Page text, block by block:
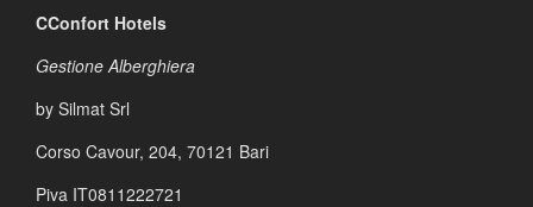
CConfort Hotels
Gestione Alberghiera
by Silmat Srl
Corso Cavour, 204, 70121 Bari
Piva IT0811222721